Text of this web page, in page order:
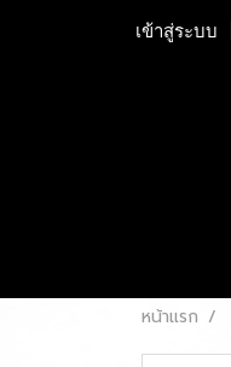
เข้าสู่ระบบ
หน้าแรก